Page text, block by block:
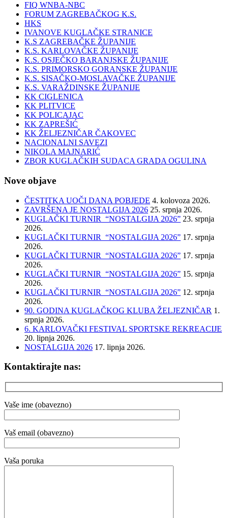
FIQ WNBA-NBC
FORUM ZAGREBAČKOG K.S.
HKS
IVANOVE KUGLAČKE STRANICE
K.S ZAGREBAČKE ŽUPANIJE
K.S. KARLOVAČKE ŽUPANIJE
K.S. OSJEČKO BARANJSKE ŽUPANIJE
K.S. PRIMORSKO GORANSKE ŽUPANIJE
K.S. SISAČKO-MOSLAVAČKE ŽUPANIJE
K.S. VARAŽDINSKE ŽUPANIJE
KK CIGLENICA
KK PLITVICE
KK POLICAJAC
KK ZAPREŠIĆ
KK ŽELJEZNIČAR ČAKOVEC
NACIONALNI SAVEZI
NIKOLA MAJNARIĆ
ZBOR KUGLAČKIH SUDACA GRADA OGULINA
Nove objave
ČESTITKA UOČI DANA POBJEDE 4. kolovoza 2026.
ZAVRŠENA JE NOSTALGIJA 2026 25. srpnja 2026.
KUGLAČKI TURNIR “NOSTALGIJA 2026” 23. srpnja
2026.
KUGLAČKI TURNIR “NOSTALGIJA 2026” 17. srpnja
2026.
KUGLAČKI TURNIR “NOSTALGIJA 2026” 17. srpnja
2026.
KUGLAČKI TURNIR “NOSTALGIJA 2026” 15. srpnja
2026.
KUGLAČKI TURNIR “NOSTALGIJA 2026” 12. srpnja
2026.
90. GODINA KUGLAČKOG KLUBA ŽELJEZNIČAR 1.
srpnja 2026.
6. KARLOVAČKI FESTIVAL SPORTSKE REKREACIJE
20. lipnja 2026.
NOSTALGIJA 2026 17. lipnja 2026.
Kontaktirajte nas:
Vaše ime (obavezno)
Vaš email (obavezno)
Vaša poruka